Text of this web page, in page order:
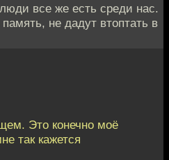
все же есть среди нас.
не дадут втоптать в
Это конечно моё
так кажется